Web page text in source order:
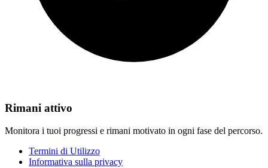
Rimani attivo
Monitora i tuoi progressi e rimani motivato in ogni fase del percorso.
Termini di Utilizzo
Informativa sulla privacy